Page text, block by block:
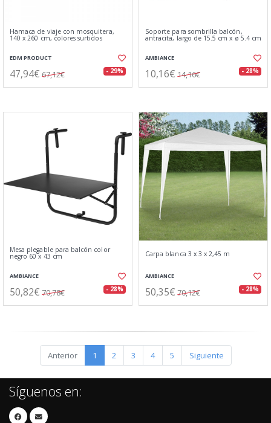
Hamaca de viaje con mosquitera,
140 x 260 cm, colores surtidos
EDM PRODUCT
47,94€ 67,12€ - 29%
Soporte para sombrilla balcón,
antracita, largo de 15.5 cm x ø 5.4 cm
AMBIANCE
10,16€ 14,16€ - 28%
Mesa plegable para balcón color
negro 60 x 43 cm
AMBIANCE
50,82€ 70,78€ - 28%
Carpa blanca 3 x 3 x 2,45 m
AMBIANCE
50,35€ 70,12€ - 28%
Anterior 1 2 3 4 5 Siguiente
Síguenos en: